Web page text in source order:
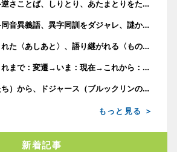
ゆかいな日本語――逆さことば、しりとり、あたまとりをたのしむ。
気になる日本語――同音異義語、異字同訓をダジャレ、謎かけであそぶ。
地名――大地に記された〈あしあと〉、語り継がれる〈ものがたり〉。
はじまり：由来→これまで：変遷→いま：現在→これから：将来。
エンゼルス（天使たち）から、ドジャース（ブルックリンの子ら）へ。
もっと見る ＞
新着記事